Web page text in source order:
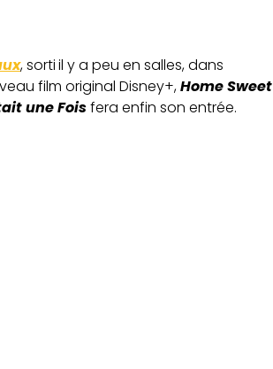
, sortiil y a peu en salles, dans
film original Disney+,Home Sweet
une Foisfera enfin son entrée.